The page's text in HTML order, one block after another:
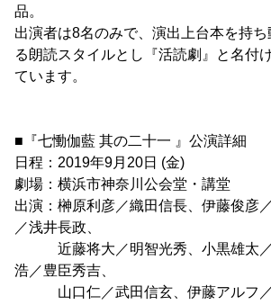
品。
出演者は8名のみで、演出上台本を持
る朗読スタイルとし『活読劇』と名付
ています。
■『七慟伽藍 其の二十一 』公演詳細
日程：2019年9月20日 (金)
劇場：横浜市神奈川公会堂・講堂
出演：榊原利彦／織田信長、伊藤俊彦
／浅井長政、
近藤将大／明智光秀、小黒雄太／
浩／豊臣秀吉、
山口仁／武田信玄、伊藤アルフ／